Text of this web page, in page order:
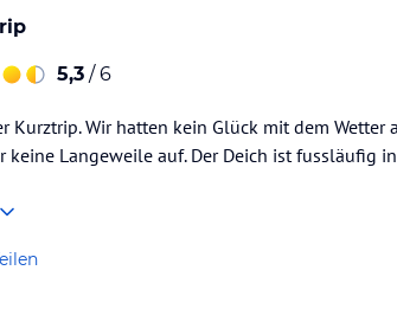
5,3 / 6
Kurztrip. Wir hatten kein Glück mit dem
keine Langeweile auf. Der Deich ist fussläufig